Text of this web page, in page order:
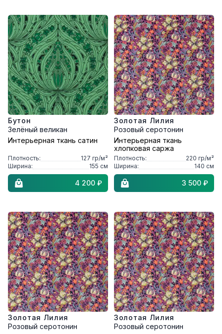
Бутон
Зелёный великан
Интерьерная ткань сатин
Плотность: 127 гр/м²
Ширина:
155 см
4 200 ₽
Золотая Лилия
Розовый серотонин
Интерьерная ткань
хлопковая саржа
Плотность: 220 гр/м²
Ширина:
140 см
3 500 ₽
Золотая Лилия
Розовый серотонин
Золотая Лилия
Розовый серотонин